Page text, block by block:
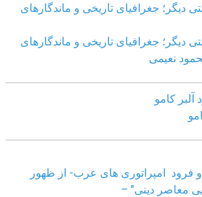
دیگر؛ جغرافیای تاریخی و ماندگارهای
دیگر؛ جغرافیای تاریخی و ماندگارهای
نعیمی
کامو
و فرود امپراتوری های عرب- از ظهور
معاصر دینی" –